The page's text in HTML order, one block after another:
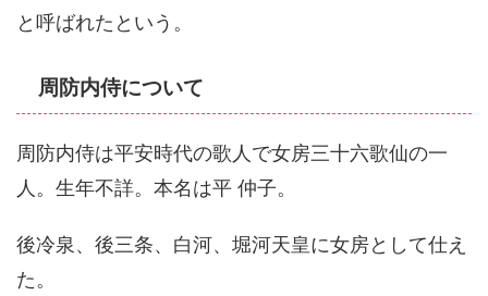
と呼ばれたという。
周防内侍について
周防内侍は平安時代の歌人で女房三十六歌仙の一
人。生年不詳。本名は平 仲子。
後冷泉、後三条、白河、堀河天皇に女房として仕え
た。